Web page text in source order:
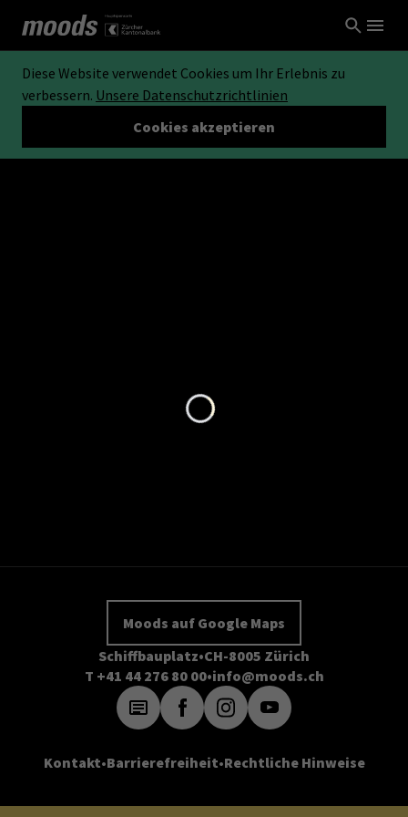
Diese Website verwendet Cookies um Ihr Erlebnis zu
verbessern. Unsere Datenschutzrichtlinien
Cookies akzeptieren
Moods auf Google Maps
Schiffbauplatz CH-8005 Zürich
T +41 44 276 80 00 info@moods.ch
Kontakt Barrierefreiheit Rechtliche Hinweise